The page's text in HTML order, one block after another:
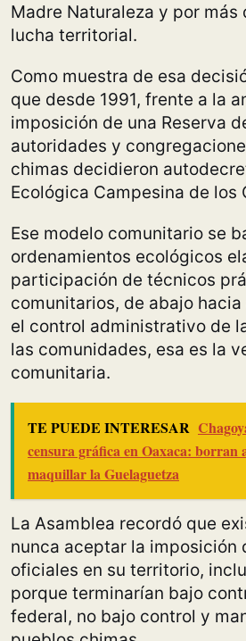
Madre Naturaleza y por más
lucha territorial.
Como muestra de esa
que desde 1991, frente a la
imposición de una Reserva
autoridades y
chimas decidieron
Ecológica Campesina de los
Ese modelo comunitario se
ordenamientos ecológicos
participación de técnicos
comunitarios, de abajo
el control administrativo de
las comunidades, esa es la
comunitaria.
TE PUEDE INTERESAR
censura gráfica en Oaxaca: borran
maquillar la Guelaguetza
La Asamblea recordó que
nunca aceptar la imposición
oficiales en su territorio,
porque terminarían bajo
federal, no bajo control y